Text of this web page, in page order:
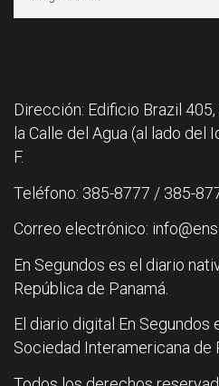
Dirección: Edificio Brazil
la Calle del Agua (al lado del
F.
Teléfono: 385-8777 / 385-
Correo electrónico:
En Segundos es el diario
República de Panamá.
El diario digital En Segundos
Sociedad Interamericana de